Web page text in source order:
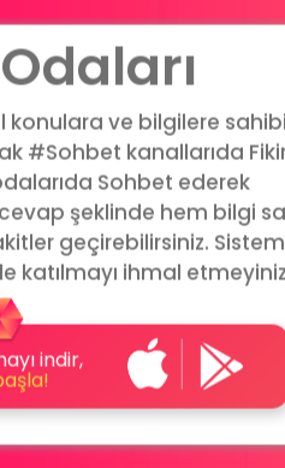
konulara ve bilgilere sahibi
#Sohbet kanallarıda
Sohbet ederek
şeklinde hem bilgi
geçirebilirsiniz.
katılmayı ihmal
indir,